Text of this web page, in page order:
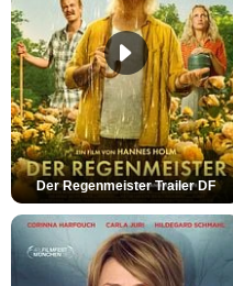
Der Regenmeister Trailer DF